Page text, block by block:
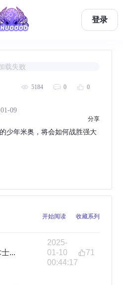
登录
载失败
5184 0 0
09
少年米奥，将会如何战胜强大
举报
分享
开始阅读 收藏系列
...
2025-
01-10
00:44:17
71